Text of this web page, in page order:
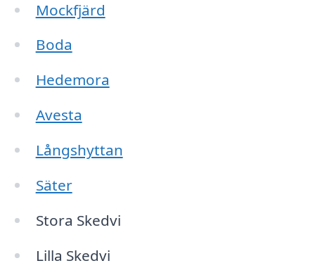
Mockfjärd
Boda
Hedemora
Avesta
Långshyttan
Säter
Stora Skedvi
Lilla Skedvi